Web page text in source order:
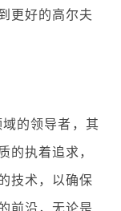
更好的高尔夫
的领导者，其
的执着追求，
技术，以确保